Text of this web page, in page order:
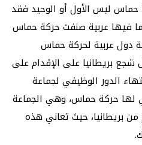
حماس ليس الأول أو الوحيد فقد
فيها عربية صنفت حركة حماس
دول عربية لحركة حماس
بريطانيا على الإقدام على
الدور الوظيفي لجماعة
لها حركة حماس، وهي الجماعة
من بريطانيا، حيث تعاني هذه